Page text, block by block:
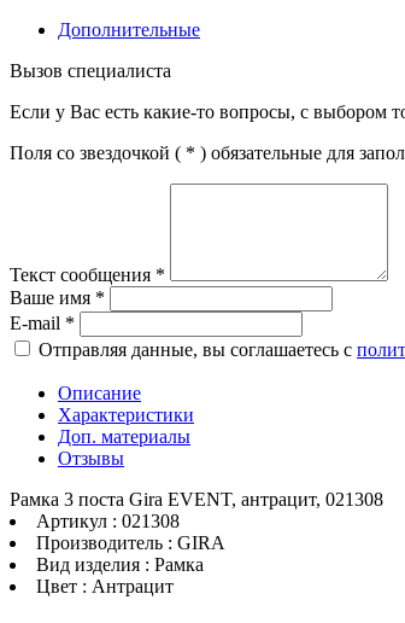
Дополнительные
Вызов специалиста
Если у Вас есть какие-то вопросы, с выбором
Поля со звездочкой ( * ) обязательные для
Текст сообщения *
Ваше имя *
E-mail *
Отправляя данные, вы соглашаетесь с
Описание
Характеристики
Доп. материалы
Отзывы
Рамка 3 поста Gira EVENT, антрацит, 021308
Артикул : 021308
Производитель : GIRA
Вид изделия : Рамка
Цвет : Антрацит